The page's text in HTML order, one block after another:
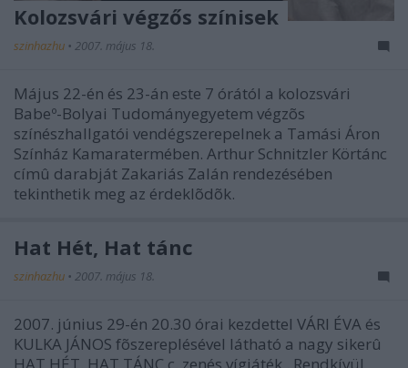
Kolozsvári végzős színisek
szinhazhu • 2007. május 18.
Május 22-én és 23-án este 7 órától a kolozsvári
Babeº-Bolyai Tudományegyetem végzõs
színészhallgatói vendégszerepelnek a Tamási Áron
Színház Kamaratermében. Arthur Schnitzler Körtánc
címû darabját Zakariás Zalán rendezésében
tekinthetik meg az érdeklõdõk.
Hat Hét, Hat tánc
szinhazhu • 2007. május 18.
2007. június 29-én 20.30 órai kezdettel VÁRI ÉVA és
KULKA JÁNOS fõszereplésével látható a nagy sikerû